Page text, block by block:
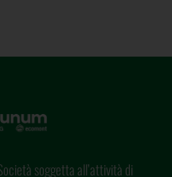
soggetta all’attività di